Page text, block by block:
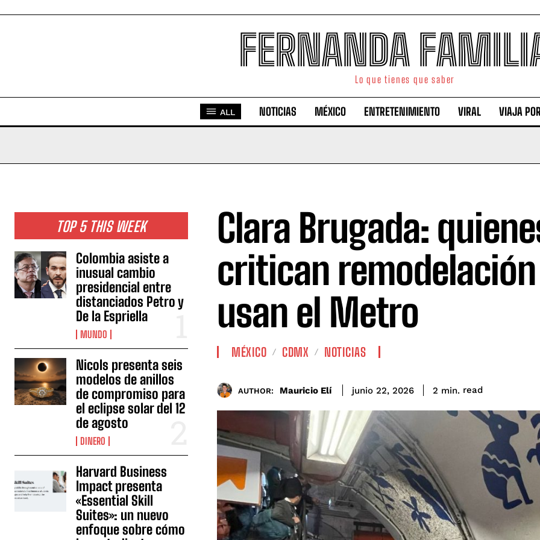
FERNANDA
Lo que tienes que saber
ALL NOTICIAS MÉXICO ENTRETENIMIENTO VIRAL VIAJA
TOP 5 THIS WEEK
Colombia asiste a
inusual cambio
presidencial entre
distanciados Petro y
De la Espriella
MUNDO
Nicols presenta seis
modelos de anillos
de compromiso para
el eclipse solar del 12
de agosto
DINERO
Harvard Business
Impact presenta
«Essential Skill
Suites»: un nuevo
enfoque sobre cómo
Clara Brugada:
critican
usan el Metro
MÉXICO CDMX NOTICIAS
AUTHOR: Mauricio Elí junio 22, 2026 2 min. read